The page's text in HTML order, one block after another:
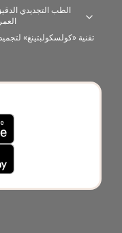
الطب التجديدي
تقنية «كولسكولبتينغ»